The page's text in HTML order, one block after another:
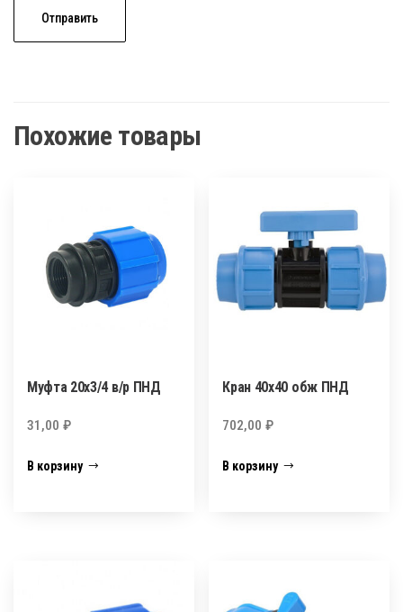
Похожие товары
Муфта 20х3/4 в/р ПНД
31,00 ₽
В корзину
Кран 40х40 обж ПНД
702,00₽
В корзину